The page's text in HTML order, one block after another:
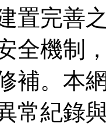
置完善
全機制
補。本
常紀錄